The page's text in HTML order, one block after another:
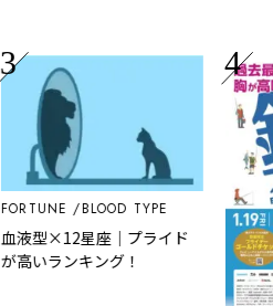
FORTUNE BLOOD TYPE
血液型×12星座｜プライド
が高いランキング！